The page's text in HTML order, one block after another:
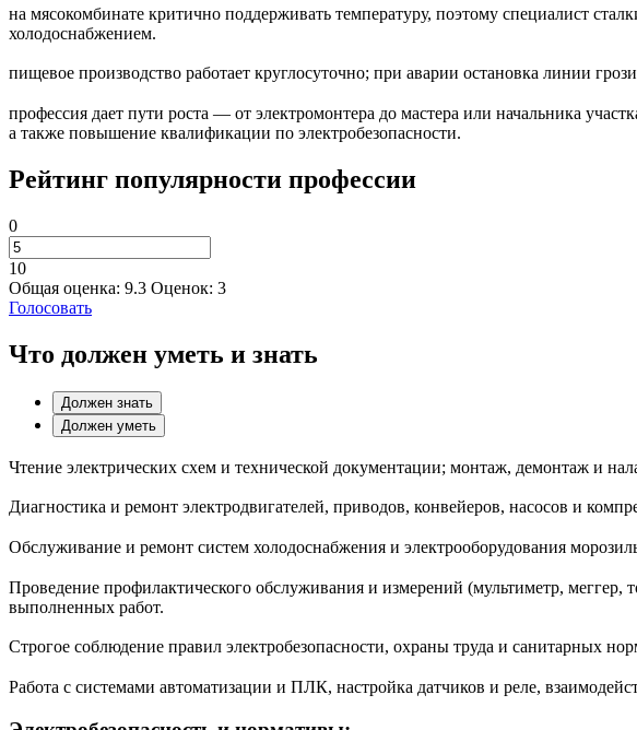
на мясокомбинате критично поддерживать температуру, поэтому специалист
холодоснабжением.
пищевое производство работает круглосуточно; при аварии остановка линии
профессия дает пути роста — от электромонтера до мастера или начальника
а также повышение квалификации по электробезопасности.
Рейтинг популярности профессии
0
10
Общая оценка: 9.3 Оценок: 3
Голосовать
Что должен уметь и знать
Должен знать
Должен уметь
Чтение электрических схем и технической документации; монтаж, демонтаж и
Диагностика и ремонт электродвигателей, приводов, конвейеров, насосов и
Обслуживание и ремонт систем холодоснабжения и электрооборудования
Проведение профилактического обслуживания и измерений (мультиметр,
выполненных работ.
Строгое соблюдение правил электробезопасности, охраны труда и санитарных
Работа с системами автоматизации и ПЛК, настройка датчиков и реле,